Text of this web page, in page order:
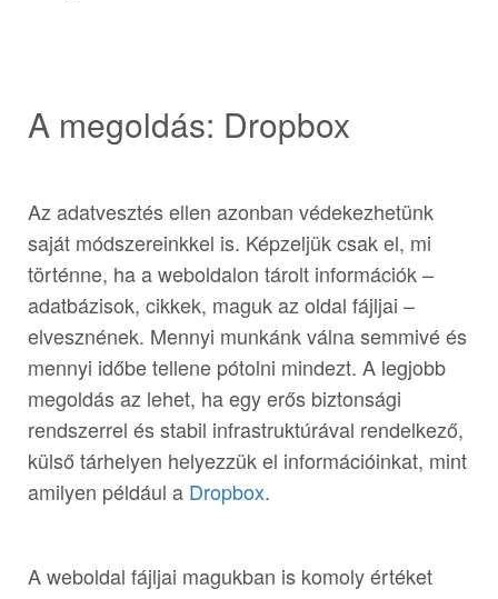
A megoldás: Dropbox
Az adatvesztés ellen azonban védekezhetünk
saját módszereinkkel is. Képzeljük csak el, mi
történne, ha a weboldalon tárolt információk –
adatbázisok, cikkek, maguk az oldal fájljai –
elvesznének. Mennyi munkánk válna semmivé és
mennyi időbe tellene pótolni mindezt. A legjobb
megoldás az lehet, ha egy erős biztonsági
rendszerrel és stabil infrastruktúrával rendelkező,
külső tárhelyen helyezzük el információinkat, mint
amilyen például a Dropbox.
A weboldal fájljai magukban is komoly értéket